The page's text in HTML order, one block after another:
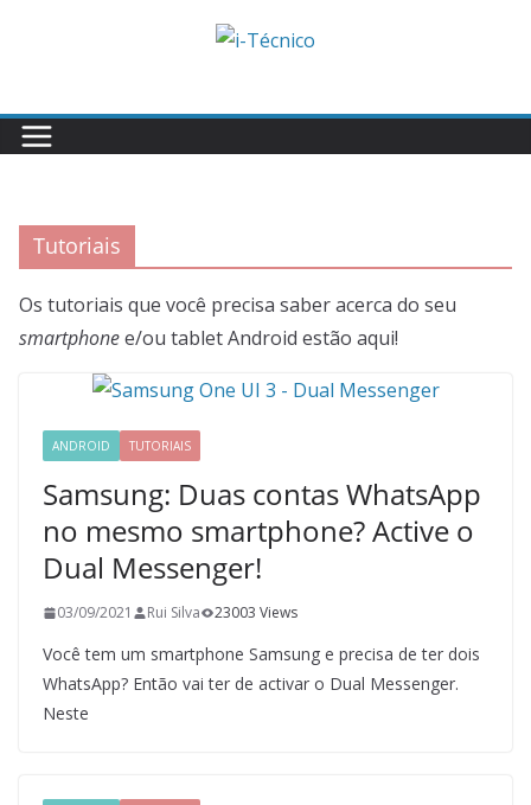
Tutoriais
Os tutoriais que você precisa saber acerca do seu
smartphonee/ou tablet Android estão aqui!
ANDROID TUTORIAIS
Samsung: Duas contas WhatsApp
no mesmo smartphone? Active o
Dual Messenger!
03/09/2021 Rui Silva 23003 Views
Você tem um smartphone Samsung e precisa de ter dois
WhatsApp? Então vai ter de activar o Dual Messenger.
Neste